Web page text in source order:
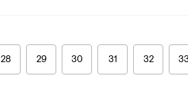
28 29 30 31 32